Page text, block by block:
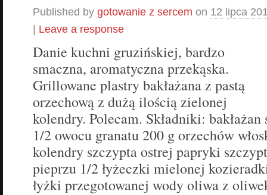
Published by gotowanie z sercem on 12 lipca
| Leave a response
Danie kuchni gruzińskiej, bardzo
smaczna, aromatyczna przekąska.
Grillowane plastry bakłażana z pastą
orzechową z dużą ilością zielonej
kolendry. Polecam. Składniki:
1/2 owocu granatu 200 g orzechów
kolendry szczypta ostrej papryki
pieprzu 1/2 łyżeczki mielonej
łyżki przegotowanej wody oliwa z